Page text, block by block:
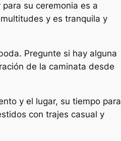
su ceremonia es a
y es tranquila y
Pregunte si hay alguna
de la caminata desde
y el lugar, su tiempo para
con trajes casual y